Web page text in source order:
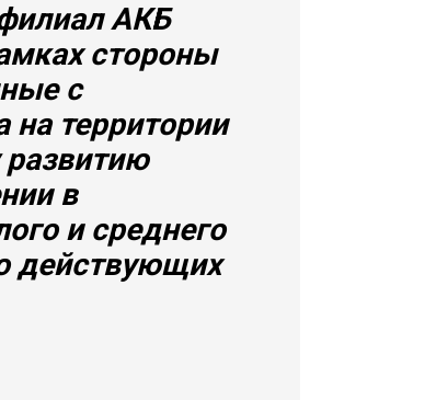
АКБ
стороны
с
на территории
развитию
в
и среднего
действующих